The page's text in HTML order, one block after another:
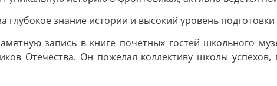
знание истории и высокий уровень подготовки
запись в книге почетных гостей школьного
Отечества. Он пожелал коллективу школы